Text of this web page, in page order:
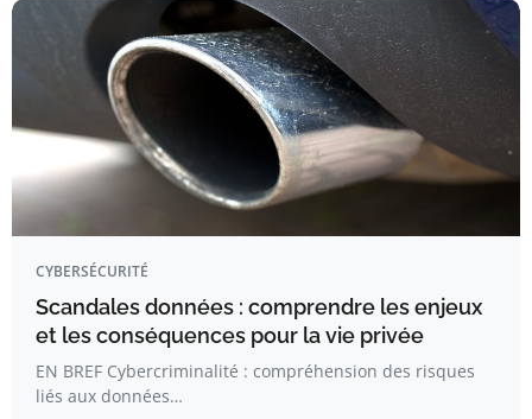
CYBERSÉCURITÉ
Scandales données : comprendre les enjeux
et les conséquences pour la vie privée
EN BREF Cybercriminalité : compréhension des risques
liés aux données…